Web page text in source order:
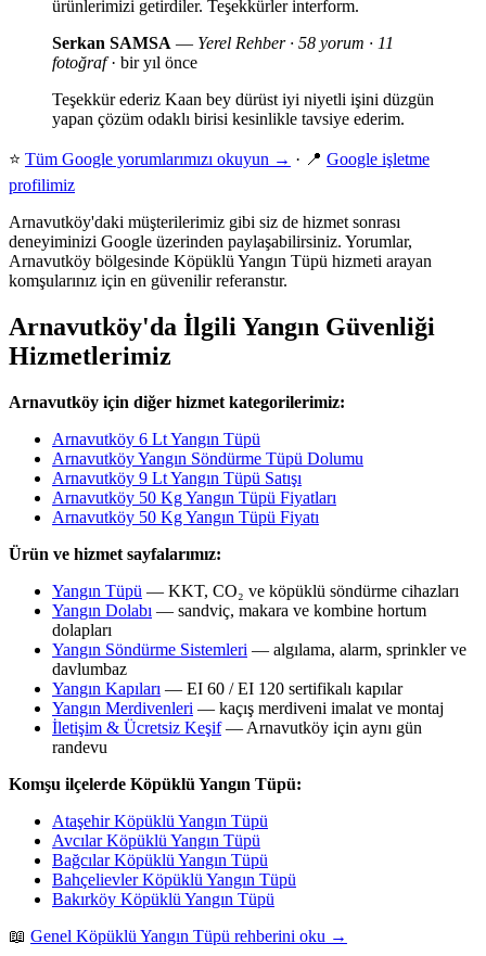
ürünlerimizi getirdiler. Teşekkürler interform.
Serkan SAMSA — Yerel Rehber · 58 yorum · 11
fotoğraf· bir yıl önce
Teşekkür ederiz Kaan bey dürüst iyi niyetli işini düzgün
yapan çözüm odaklı birisi kesinlikle tavsiye ederim.
⭐ Tüm Google yorumlarımızı okuyun → · 📍 Google işletme
profilimiz
Arnavutköy'daki müşterilerimiz gibi siz de hizmet sonrası
deneyiminizi Google üzerinden paylaşabilirsiniz. Yorumlar,
Arnavutköy bölgesinde Köpüklü Yangın Tüpü hizmeti arayan
komşularınız için en güvenilir referanstır.
Arnavutköy'da İlgili Yangın Güvenliği
Hizmetlerimiz
Arnavutköy için diğer hizmet kategorilerimiz:
Arnavutköy 6 Lt Yangın Tüpü
Arnavutköy Yangın Söndürme Tüpü Dolumu
Arnavutköy 9 Lt Yangın Tüpü Satışı
Arnavutköy 50 Kg Yangın Tüpü Fiyatları
Arnavutköy 50 Kg Yangın Tüpü Fiyatı
Ürün ve hizmet sayfalarımız:
Yangın Tüpü — KKT, CO₂ ve köpüklü söndürme cihazları
Yangın Dolabı — sandviç, makara ve kombine hortum
dolapları
Yangın Söndürme Sistemleri — algılama, alarm, sprinkler ve
davlumbaz
Yangın Kapıları — EI 60 / EI 120 sertifikalı kapılar
Yangın Merdivenleri — kaçış merdiveni imalat ve montaj
İletişim & Ücretsiz Keşif— Arnavutköy için aynı gün
randevu
Komşu ilçelerde Köpüklü Yangın Tüpü:
Ataşehir Köpüklü Yangın Tüpü
Avcılar Köpüklü Yangın Tüpü
Bağcılar Köpüklü Yangın Tüpü
Bahçelievler Köpüklü Yangın Tüpü
Bakırköy Köpüklü Yangın Tüpü
📖 Genel Köpüklü Yangın Tüpü rehberini oku →